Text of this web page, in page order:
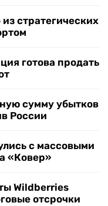
стратегических
готова продать
сумму убытков
России
с массовыми
«Ковер»
Wildberries
отсрочки